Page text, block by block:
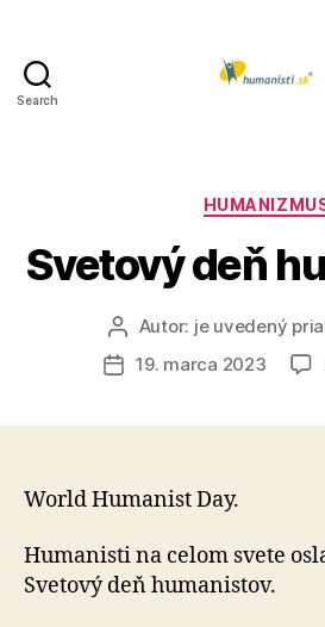
Search
Svetový deň
Autor
článku
Autor: je uvedený
Dátum
19. marca 2023
World Humanist Day.
Humanisti na celom svete
Svetový deň humanistov.